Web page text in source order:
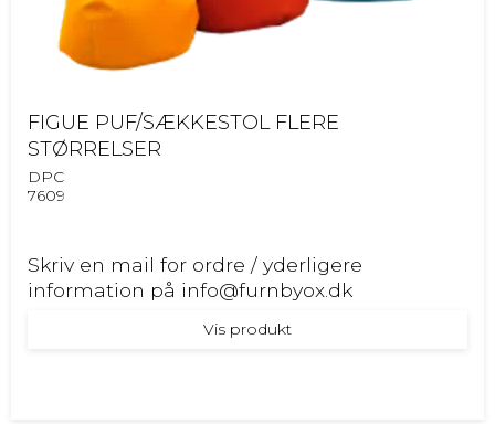
FIGUE PUF/SÆKKESTOL FLERE
STØRRELSER
DPC
7609
Skriv en mail for ordre / yderligere
information på info@furnbyox.dk
Vis produkt